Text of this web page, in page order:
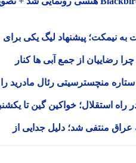
پیشنهاد لیگ یکی برای
از جمع آبی ها کنار
منچسترسیتی رئال مادرید را
استقلال؛ خواکین گین تا یکشنبه
منتفی شد؛ دلیل جدایی از